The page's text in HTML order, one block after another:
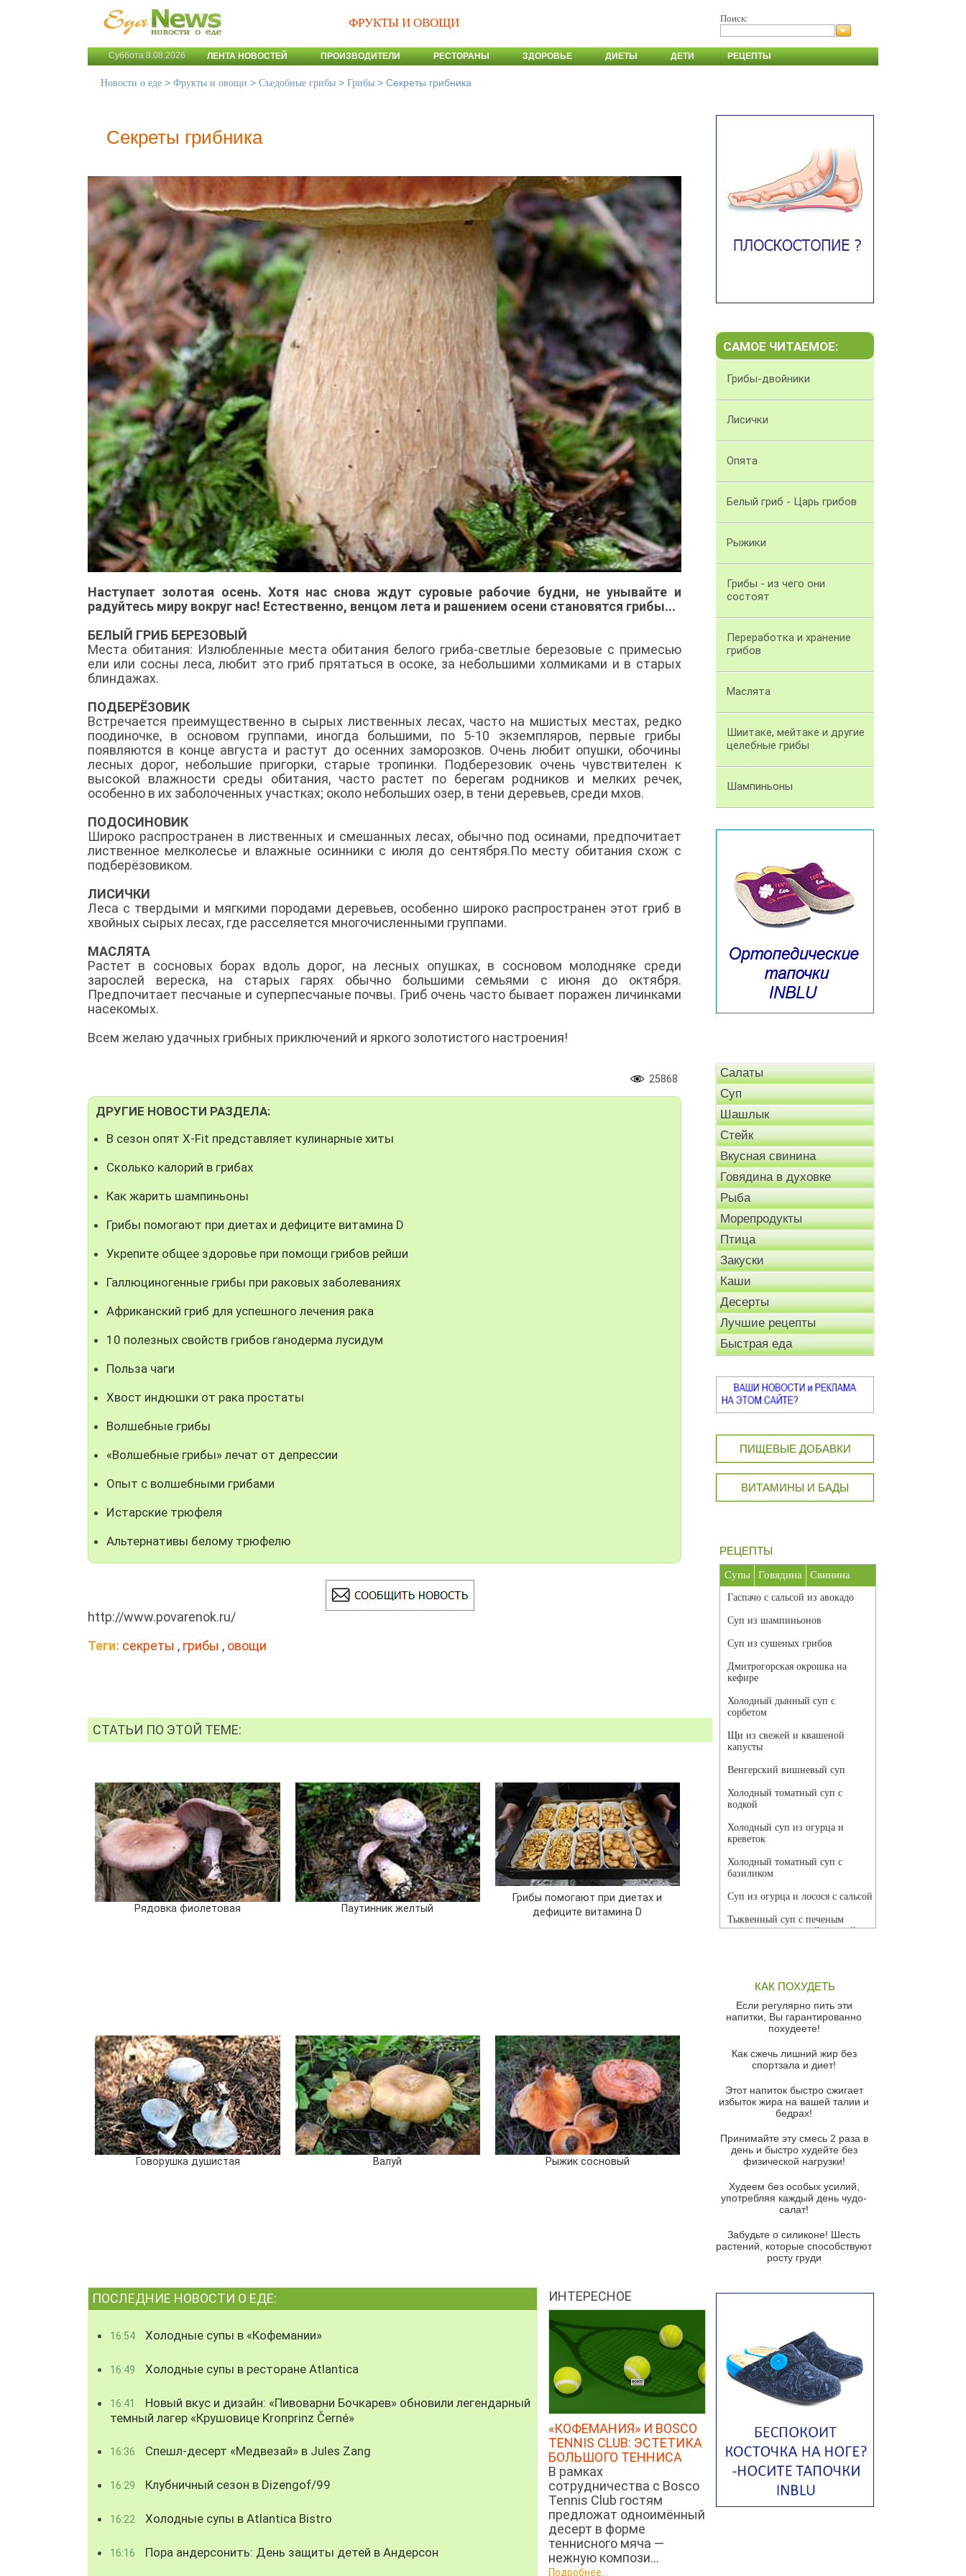
ФРУКТЫ И ОВОЩИ Поиск:
Суббота 8.08.2026 ЛЕНТА НОВОСТЕЙ ПРОИЗВОДИТЕЛИ РЕСТОРАНЫ ЗДОРОВЬЕ ДИЕТЫ ДЕТИ РЕЦЕПТЫ
Новости о еде > Фрукты и овощи > Съедобные грибы > Грибы > Секреты грибника
Секреты грибника
Наступает золотая осень. Хотя нас снова ждут суровые рабочие будни, не унывайте и
радуйтесь миру вокруг нас! Естественно, венцом лета и рашением осени становятся грибы...
БЕЛЫЙ ГРИБ БЕРЕЗОВЫЙ
Места обитания: Излюбленные места обитания белого гриба-светлые березовые с примесью
ели или сосны леса, любит это гриб прятаться в осоке, за небольшими холмиками и в старых
блиндажах.
ПОДБЕРЁЗОВИК
Встречается преимущественно в сырых лиственных лесах, часто на мшистых местах, редко
поодиночке, в основом группами, иногда большими, по 5-10 экземпляров, первые грибы
появляются в конце августа и растут до осенних заморозков. Очень любит опушки, обочины
лесных дорог, небольшие пригорки, старые тропинки. Подберезовик очень чувствителен к
высокой влажности среды обитания, часто растет по берегам родников и мелких речек,
особенно в их заболоченных участках; около небольших озер, в тени деревьев, среди мхов.
ПОДОСИНОВИК
Широко распространен в лиственных и смешанных лесах, обычно под осинами, предпочитает
лиственное мелколесье и влажные осинники с июля до сентября.По месту обитания схож с
подберёзовиком.
ЛИСИЧКИ
Леса с твердыми и мягкими породами деревьев, особенно широко распространен этот гриб в
хвойных сырых лесах, где расселяется многочисленными группами.
МАСЛЯТА
Растет в сосновых борах вдоль дорог, на лесных опушках, в сосновом молодняке среди
зарослей вереска, на старых гарях обычно большими семьями с июня до октября.
Предпочитает песчаные и суперпесчаные почвы. Гриб очень часто бывает поражен личинками
насекомых.
Всем желаю удачных грибных приключений и яркого золотистого настроения!
25868
ДРУГИЕ НОВОСТИ РАЗДЕЛА:
В сезон опят X-Fit представляет кулинарные хиты
Сколько калорий в грибах
Как жарить шампиньоны
Грибы помогают при диетах и дефиците витамина D
Укрепите общее здоровье при помощи грибов рейши
Галлюциногенные грибы при раковых заболеваниях
Африканский гриб для успешного лечения рака
10 полезных свойств грибов ганодерма лусидум
Польза чаги
Хвост индюшки от рака простаты
Волшебные грибы
«Волшебные грибы» лечат от депрессии
Опыт с волшебными грибами
Истарские трюфеля
Альтернативы белому трюфелю
http://www.povarenok.ru/
Теги: секреты , грибы , овощи
СТАТЬИ ПО ЭТОЙ ТЕМЕ:
Рядовка фиолетовая Паутинник желтый
Грибы помогают при диетах и
дефиците витамина D
Говорушка душистая Валуй Рыжик сосновый
ПОСЛЕДНИЕ НОВОСТИ О ЕДЕ:
16:54 Холодные супы в «Кофемании»
16:49 Холодные супы в ресторане Atlantica
16:41
Новый вкус и дизайн: «Пивоварни Бочкарев» обновили легендарный
темный лагер «Крушовице Kronprinz Černé»
16:36 Спешл-десерт «Медвезай» в Jules Zang
16:29 Клубничный сезон в Dizengof/99
16:22 Холодные супы в Atlantica Bistro
16:16 Пора андерсонить: День защиты детей в Андерсон
ИНТЕРЕСНОЕ
«КОФЕМАНИЯ» И BOSCO
TENNIS CLUB: ЭСТЕТИКА
БОЛЬШОГО ТЕННИСА
В рамках
сотрудничества с Bosco
Tennis Club гостям
предложат одноимённый
десерт в форме
теннисного мяча —
нежную компози...
Подробнее...
САМОЕ ЧИТАЕМОЕ:
Грибы-двойники
Лисички
Опята
Белый гриб - Царь грибов
Рыжики
Грибы - из чего они
состоят
Переработка и хранение
грибов
Маслята
Шиитаке, мейтаке и другие
целебные грибы
Шампиньоны
Салаты
Суп
Шашлык
Стейк
Вкусная свинина
Говядина в духовке
Рыба
Морепродукты
Птица
Закуски
Каши
Десерты
Лучшие рецепты
Быстрая еда
ПИЩЕВЫЕ ДОБАВКИ
ВИТАМИНЫ И БАДЫ
РЕЦЕПТЫ
Супы Говядина Свинина
Гаспачо с сальсой из авокадо
Суп из шампиньонов
Суп из сушеных грибов
Дмитрогорская окрошка на
кефире
Холодный дынный суп с
сорбетом
Щи из свежей и квашеной
капусты
Венгерский вишневый суп
Холодный томатный суп с
водкой
Холодный суп из огурца и
креветок
Холодный томатный суп с
базиликом
Суп из огурца и лосося с сальсой
Тыквенный суп с печеным
чесноком и томатной сальсой
красного перца
Парижский луковый суп
Суп из спаржи и горошка с
Суп-крем из цветной капусты
Французский луковый суп
Суп из баклажанов с моцареллой
Грибной крем-суп с кростини с
козьим сыром
Суп мисо с зеленым луком и
тофу
из рукколы
Португальский чесночный суп с
Ирландский картофельный суп
Суп из пастернака
Пряный морковный суп во время
зимних холодов
Американский суп из красной
фасоли с сальсой гуакамоле
Острый чечевичный суп с
кремом из петрушки
Суп с лапшой рамен в
КАК ПОХУДЕТЬ
Если регулярно пить эти
напитки, Вы гарантированно
похудеете!
Как сжечь лишний жир без
спортзала и диет!
Этот напиток быстро сжигает
избыток жира на вашей талии и
бедрах!
Принимайте эту смесь 2 раза в
день и быстро худейте без
физической нагрузки!
Худеем без особых усилий,
употребляя каждый день чудо-
салат!
Забудьте о силиконе! Шесть
растений, которые способствуют
росту груди